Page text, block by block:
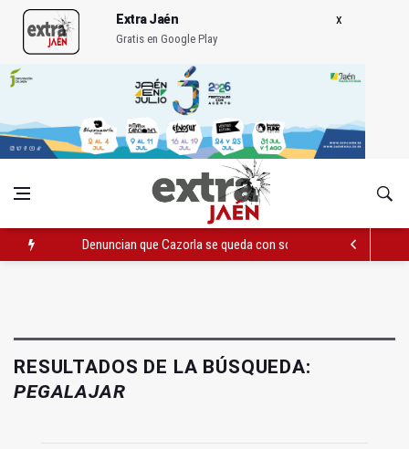
Extra Jaén
Gratis en Google Play
Denuncian que Cazorla se queda con solo dos bomberos por
RESULTADOS DE LA BÚSQUEDA:
PEGALAJAR